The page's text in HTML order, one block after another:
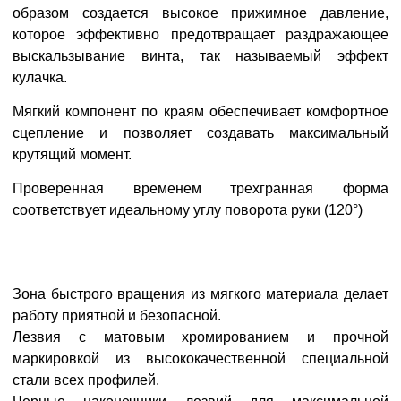
образом создается высокое прижимное давление,
которое эффективно предотвращает раздражающее
выскальзывание винта, так называемый эффект
кулачка.
Мягкий компонент по краям обеспечивает комфортное
сцепление и позволяет создавать максимальный
крутящий момент.
Проверенная временем трехгранная форма
соответствует идеальному углу поворота руки (120°)
Зона быстрого вращения из мягкого материала делает
работу приятной и безопасной.
Лезвия с матовым хромированием и прочной
маркировкой из высококачественной специальной
стали всех профилей.